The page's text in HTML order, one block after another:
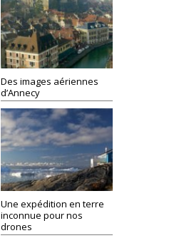
Des images aériennes
d’Annecy
Une expédition en terre
inconnue pour nos
drones